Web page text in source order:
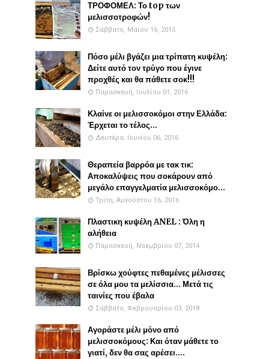
ΤΡΟΦΟΜΕΛ: Το top των
μελισσοτροφών!
Σάββατο, Μαΐου 16, 2015
Πόσο μέλι βγάζει μια τρίπατη κυψέλη:
Δείτε αυτό τον τρύγο που έγινε
προχθές και θα πάθετε σοκ!!!
Παρασκευή, Ιουλίου 01, 2016
Κλαίνε οι μελισσοκόμοι στην Ελλάδα:
Έρχεται το τέλος...
Δευτέρα, Ιουνίου 06, 2016
Θεραπεία βαρρόα με τακ τικ:
Αποκαλύψεις που σοκάρουν από
μεγάλο επαγγελματία μελισσοκόμο...
Τρίτη, Αυγούστου 16, 2016
Πλαστικη κυψέλη ANEL : Όλη η
αλήθεια
Παρασκευή, Νοεμβρίου 07, 2014
Βρίσκω χούφτες πεθαμένες μέλισσες
σε όλα μου τα μελίσσια... Μετά τις
ταινίες που έβαλα
Σάββατο, Φεβρουαρίου 03, 2018
Αγοράστε μέλι μόνο από
μελισσοκόμους: Και όταν μάθετε το
γιατί, δεν θα σας αρέσει....